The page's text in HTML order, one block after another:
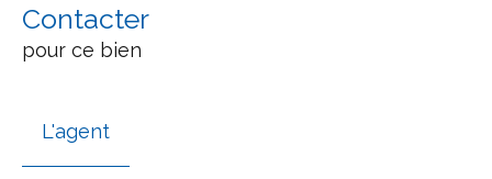
Contacter
pour ce bien
L'agent